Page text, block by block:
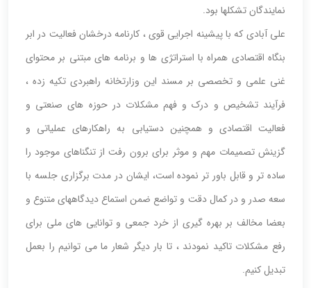
نمایندگان تشکلها بود.
علی آبادی که با پیشینه اجرایی قوی ، کارنامه درخشان فعالیت در ابر
بنگاه اقتصادی همراه با استراتژی ها و برنامه های مبتنی بر محتوای
غنی علمی و تخصصی بر مسند این وزارتخانه راهبردی تکیه زده ،
فرآیند تشخیص و درک و فهم مشکلات در حوزه های صنعتی و
فعالیت اقتصادی و همچنین دستیابی به راهکارهای عملیاتی و
گزینش تصمیمات مهم و موثر برای برون رفت از تنگناهای موجود را
ساده تر و قابل باور تر نموده است، ایشان در مدت برگزاری جلسه با
سعه صدر و در کمال دقت و تواضع ضمن استماع دیدگاههای متنوع و
بعضا مخالف بر بهره گیری از خرد جمعی و توانایی های ملی برای
رفع مشکلات تاکید نمودند ، تا بار دیگر شعار ما می توانیم را بعمل
تبدیل کنیم.